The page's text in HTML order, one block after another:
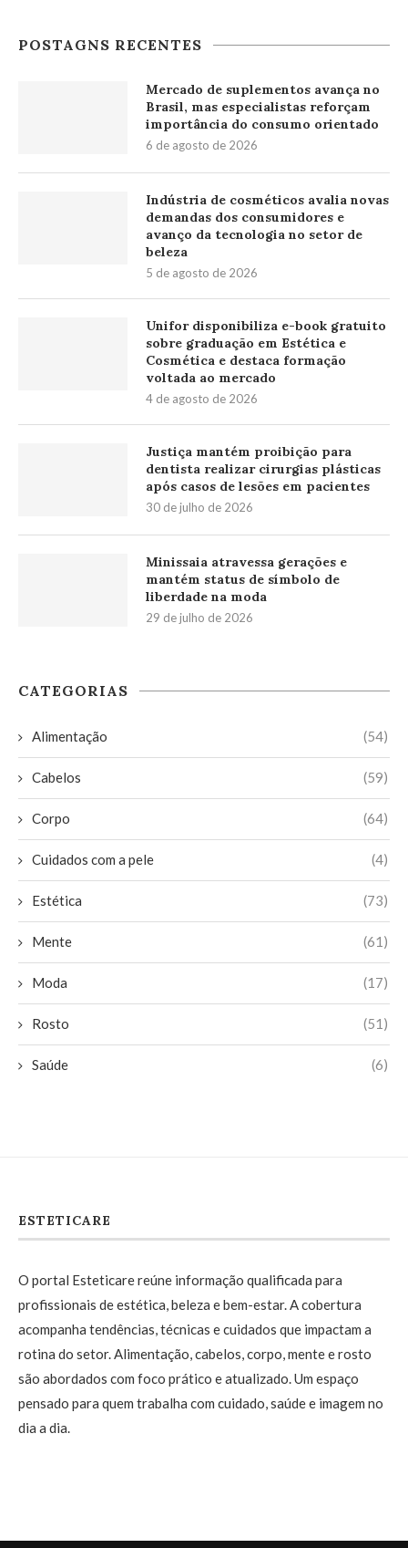
POSTAGNS RECENTES
Mercado de suplementos avança no
Brasil, mas especialistas reforçam
importância do consumo orientado
6 de agosto de 2026
Indústria de cosméticos avalia novas
demandas dos consumidores e
avanço da tecnologia no setor de
beleza
5 de agosto de 2026
Unifor disponibiliza e-book gratuito
sobre graduação em Estética e
Cosmética e destaca formação
voltada ao mercado
4 de agosto de 2026
Justiça mantém proibição para
dentista realizar cirurgias plásticas
após casos de lesões em pacientes
30 de julho de 2026
Minissaia atravessa gerações e
mantém status de símbolo de
liberdade na moda
29 de julho de 2026
CATEGORIAS
Alimentação (54)
Cabelos (59)
Corpo (64)
Cuidados com a pele (4)
Estética (73)
Mente (61)
Moda (17)
Rosto (51)
Saúde (6)
ESTETICARE
O portal Esteticare reúne informação qualificada para
profissionais de estética, beleza e bem-estar. A cobertura
acompanha tendências, técnicas e cuidados que impactam a
rotina do setor. Alimentação, cabelos, corpo, mente e rosto
são abordados com foco prático e atualizado. Um espaço
pensado para quem trabalha com cuidado, saúde e imagem no
dia a dia.